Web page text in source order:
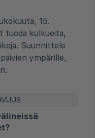
15.
tuoda kulkueita,
Suunnittele
ympärille,